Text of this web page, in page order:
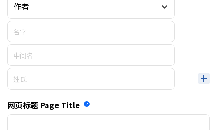
作者
网页标题 Page Title